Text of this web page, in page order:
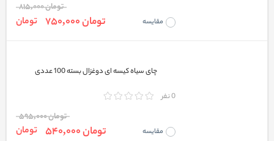
مقایسه
تومان 815,000
تومان 750,000 تومان
چای سیاه کیسه ای دوغزال بسته 100 عددی
0 نفر
مقایسه
تومان 595,000
تومان 540,000 تومان